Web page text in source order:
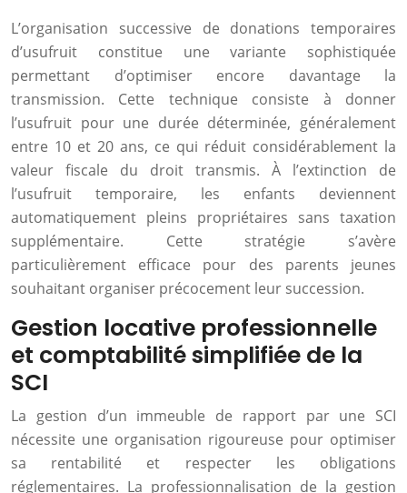
L’organisation successive de donations temporaires
d’usufruit constitue une variante sophistiquée
permettant d’optimiser encore davantage la
transmission. Cette technique consiste à donner
l’usufruit pour une durée déterminée, généralement
entre 10 et 20 ans, ce qui réduit considérablement la
valeur fiscale du droit transmis. À l’extinction de
l’usufruit temporaire, les enfants deviennent
automatiquement pleins propriétaires sans taxation
supplémentaire. Cette stratégie s’avère
particulièrement efficace pour des parents jeunes
souhaitant organiser précocement leur succession.
Gestion locative professionnelle
et comptabilité simplifiée de la
SCI
La gestion d’un immeuble de rapport par une SCI
nécessite une organisation rigoureuse pour optimiser
sa rentabilité et respecter les obligations
réglementaires. La professionnalisation de la gestion